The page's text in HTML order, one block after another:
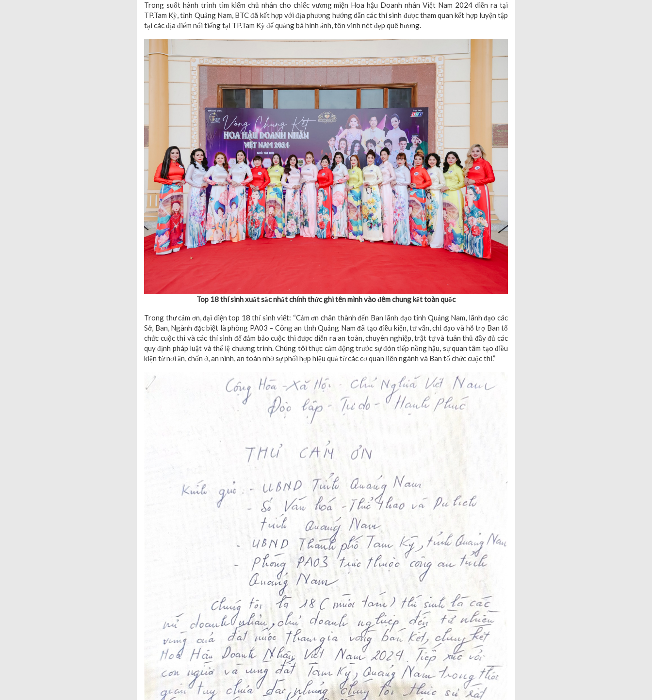
Trong suốt hành trình tìm kiếm chủ nhân cho chiếc vương miện Hoa hậu Doanh nhân Việt Nam 2024 diễn ra tại
TP.Tam Kỳ, tỉnh Quảng Nam, BTC đã kết hợp với địa phương hướng dẫn các thí sinh được tham quan kết hợp luyện tập
tại các địa điểm nổi tiếng tại TP.Tam Kỳ để quảng bá hình ảnh, tôn vinh nét đẹp quê hương.
Top 18 thí sinh xuất sắc nhất chính thức ghi tên mình vào đêm chung kết toàn quốc
Trong thư cảm ơn, đại diện top 18 thí sinh viết: “Cảm ơn chân thành đến Ban lãnh đạo tỉnh Quảng Nam, lãnh đạo các
Sở, Ban, Ngành đặc biệt là phòng PA03 – Công an tỉnh Quảng Nam đã tạo điều kiện, tư vấn, chỉ đạo và hỗ trợ Ban tổ
chức cuộc thi và các thí sinh để đảm bảo cuộc thi được diễn ra an toàn, chuyên nghiệp, trật tự và tuân thủ đầy đủ các
quy định pháp luật và thể lệ chương trình. Chúng tôi thực cảm động trước sự đón tiếp nồng hậu, sự quan tâm tạo điều
kiện từ nơi ăn, chốn ở, an ninh, an toàn nhờ sự phối hợp hiệu quả từ các cơ quan liên ngành và Ban tổ chức cuộc thi.”